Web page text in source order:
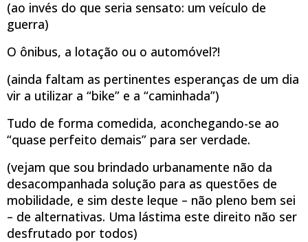
(ao invés do que seria sensato: um veículo de
guerra)
O ônibus, a lotação ou o automóvel?!
(ainda faltam as pertinentes esperanças de um dia
vir a utilizar a “bike” e a “caminhada”)
Tudo de forma comedida, aconchegando-se ao
“quase perfeito demais” para ser verdade.
(vejam que sou brindado urbanamente não da
desacompanhada solução para as questões de
mobilidade, e sim deste leque – não pleno bem sei
– de alternativas. Uma lástima este direito não ser
desfrutado por todos)